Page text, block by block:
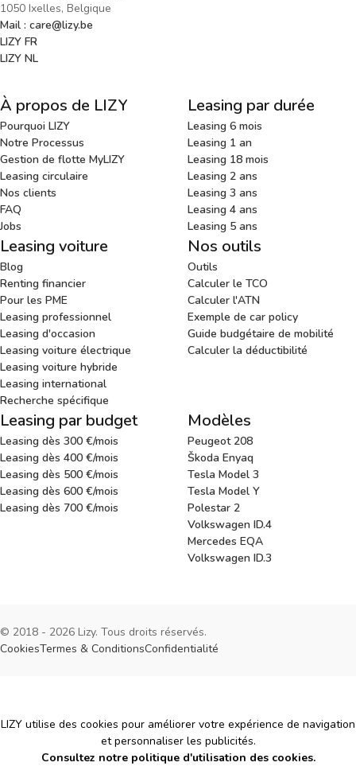
1050 Ixelles, Belgique
Mail : care@lizy.be
LIZY FR
LIZY NL
À propos de LIZY
Pourquoi LIZY
Notre Processus
Gestion de flotte MyLIZY
Leasing circulaire
Nos clients
FAQ
Jobs
Leasing par durée
Leasing 6 mois
Leasing 1 an
Leasing 18 mois
Leasing 2 ans
Leasing 3 ans
Leasing 4 ans
Leasing 5 ans
Leasing voiture
Blog
Renting financier
Pour les PME
Leasing professionnel
Leasing d'occasion
Leasing voiture électrique
Leasing voiture hybride
Leasing international
Recherche spécifique
Nos outils
Outils
Calculer le TCO
Calculer l'ATN
Exemple de car policy
Guide budgétaire de mobilité
Calculer la déductibilité
Leasing par budget
Leasing dès 300 €/mois
Leasing dès 400 €/mois
Leasing dès 500 €/mois
Leasing dès 600 €/mois
Leasing dès 700 €/mois
Modèles
Peugeot 208
Škoda Enyaq
Tesla Model 3
Tesla Model Y
Polestar 2
Volkswagen ID.4
Mercedes EQA
Volkswagen ID.3
© 2018 - 2026 Lizy. Tous droits réservés.
CookiesTermes & ConditionsConfidentialité
Cookies
LIZY utilise des cookies pour améliorer votre expérience de navigation
et personnaliser les publicités.
Consultez notre politique d'utilisation des cookies.